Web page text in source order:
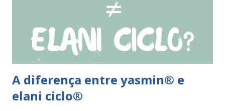
com sabonete de pH neutro e quando retomar as relações
está lubrificada, se necessário usar um lubrific...
A diferença entre yasmin® e
elani ciclo®